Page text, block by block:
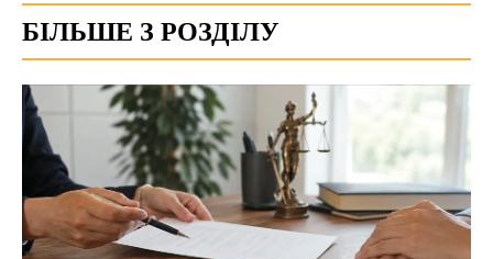
БІЛЬШЕ З РОЗДІЛУ